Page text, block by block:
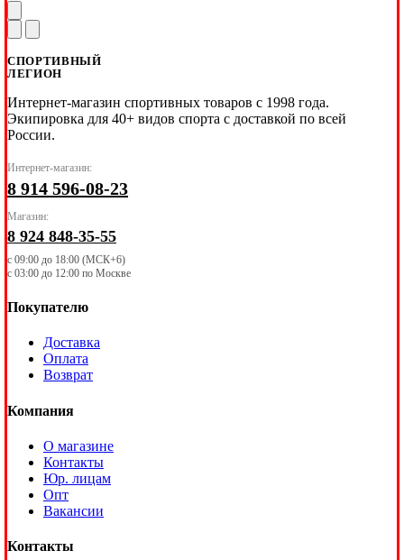
СПОРТИВНЫЙ
ЛЕГИОН
Интернет-магазин спортивных товаров с 1998 года.
Экипировка для 40+ видов спорта с доставкой по всей
России.
Интернет-магазин:
8 914 596-08-23
Магазин:
8 924 848-35-55
с 09:00 до 18:00 (МСК+6)
с 03:00 до 12:00 по Москве
Покупателю
Доставка
Оплата
Возврат
Компания
О магазине
Контакты
Юр. лицам
Опт
Вакансии
Контакты